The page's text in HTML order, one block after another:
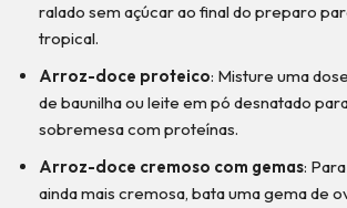
ralado sem açúcar ao final do preparo
tropical.
Arroz-doce proteico: Misture uma
de baunilha ou leite em pó desnatado
sobremesa com proteínas.
Arroz-doce cremoso com gemas:
ainda mais cremosa, bata uma gema de